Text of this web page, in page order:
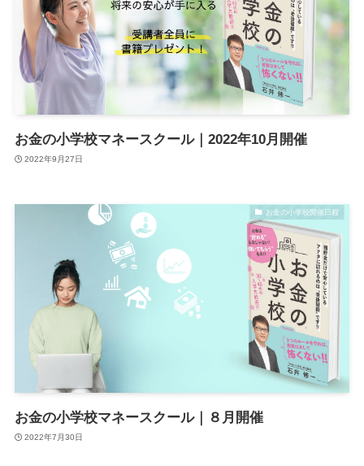
お金の小学校マネースクール｜2022年10月開催
2022年9月27日
お金の小学校開催日程
お金の小学校マネースクール｜８月開催
2022年7月30日